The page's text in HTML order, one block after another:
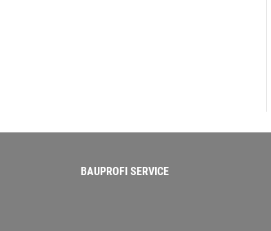
BAUPROFI SERVICE